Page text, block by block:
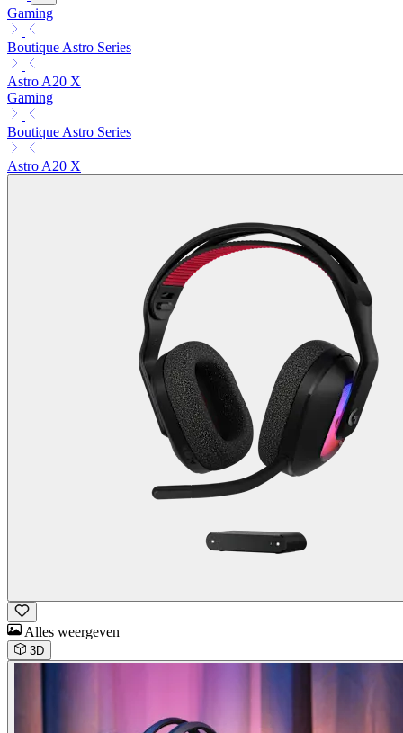
Gaming
Boutique Astro Series
Astro A20 X
Gaming
Boutique Astro Series
Astro A20 X
Alles weergeven
3D